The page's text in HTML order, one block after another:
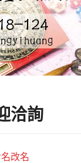
洽詢
改名